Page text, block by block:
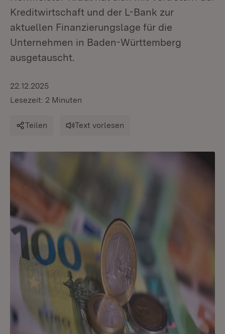
Kreditwirtschaft und der L-Bank zur
aktuellen Finanzierungslage für die
Unternehmen in Baden-Württemberg
ausgetauscht.
22.12.2025
Lesezeit: 2 Minuten
Teilen Text vorlesen